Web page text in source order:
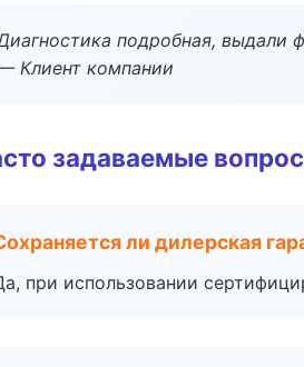
подробная, выдали
Клиент компании
задаваемые
ли дилерская
при использовании